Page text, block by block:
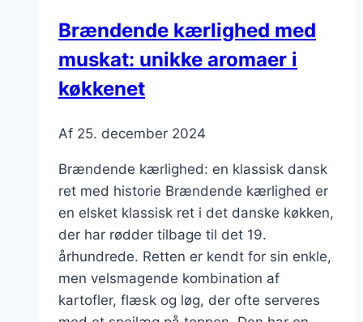
Brændende kærlighed med
muskat: unikke aromaer i
køkkenet
Af 25. december 2024
Brændende kærlighed: en klassisk dansk
ret med historie Brændende kærlighed er
en elsket klassisk ret i det danske køkken,
der har rødder tilbage til det 19.
århundrede. Retten er kendt for sin enkle,
men velsmagende kombination af
kartofler, flæsk og løg, der ofte serveres